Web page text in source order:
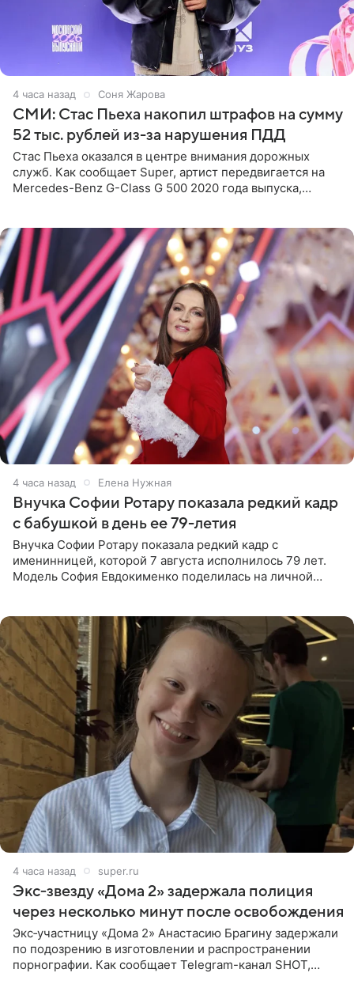
4 часа назад Соня Жарова
СМИ: Стас Пьеха накопил штрафов на сумму
52 тыс. рублей из-за нарушения ПДД
Стас Пьеха оказался в центре внимания дорожных
служб. Как сообщает Super, артист передвигается на
Mercedes-Benz G-Class G 500 2020 года выпуска,
4 часа назад Елена Нужная
Внучка Софии Ротару показала редкий кадр
с бабушкой в день ее 79-летия
Внучка Софии Ротару показала редкий кадр с
именинницей, которой 7 августа исполнилось 79 лет.
Модель София Евдокименко поделилась на личной
4 часа назад super.ru
Экс‑звезду «Дома 2» задержала полиция
через несколько минут после освобождения
Экс‑участницу «Дома 2» Анастасию Брагину задержали
по подозрению в изготовлении и распространении
порнографии. Как сообщает Telegram-канал SHOT,